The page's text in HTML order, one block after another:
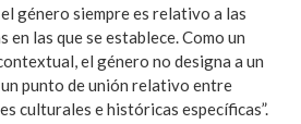
género siempre es relativo a las
las que se establece. Como un
el género no designa a un
punto de unión relativo entre
culturales e históricas específicas”.